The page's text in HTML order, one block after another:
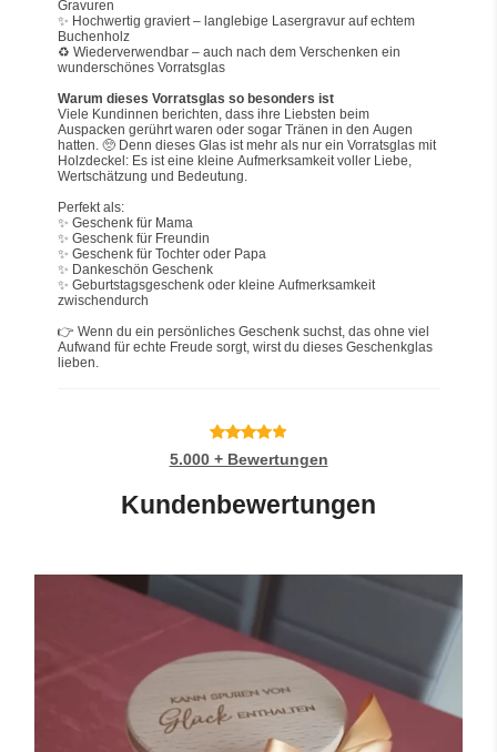
Gravuren
✨ Hochwertig graviert – langlebige Lasergravur auf echtem
Buchenholz
♻️ Wiederverwendbar – auch nach dem Verschenken ein
wunderschönes Vorratsglas
Warum dieses Vorratsglas so besonders ist
Viele Kundinnen berichten, dass ihre Liebsten beim
Auspacken gerührt waren oder sogar Tränen in den Augen
hatten. 🥺 Denn dieses Glas ist mehr als nur ein Vorratsglas mit
Holzdeckel: Es ist eine kleine Aufmerksamkeit voller Liebe,
Wertschätzung und Bedeutung.
Perfekt als:
✨ Geschenk für Mama
✨ Geschenk für Freundin
✨ Geschenk für Tochter oder Papa
✨ Dankeschön Geschenk
✨ Geburtstagsgeschenk oder kleine Aufmerksamkeit
zwischendurch
👉 Wenn du ein persönliches Geschenk suchst, das ohne viel
Aufwand für echte Freude sorgt, wirst du dieses Geschenkglas
lieben.
5.000 + Bewertungen
Kundenbewertungen